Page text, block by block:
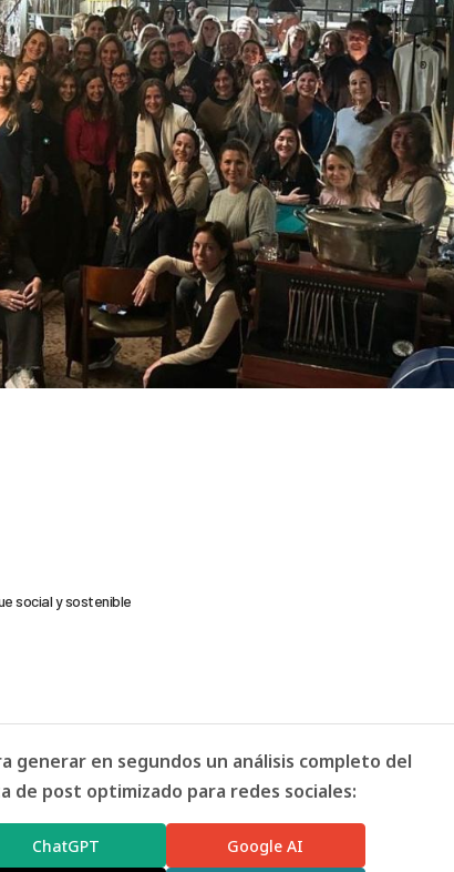
social y sostenible
generar en segundos un análisis completo del
de post optimizado para redes sociales:
ChatGPT Google AI